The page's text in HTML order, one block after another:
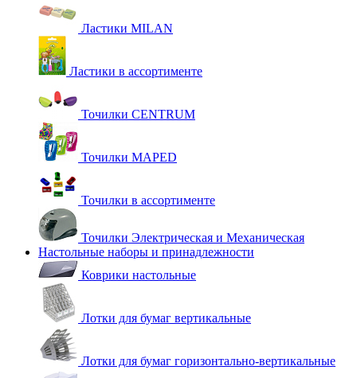
Ластики MILAN
Ластики в ассортименте
Точилки CENTRUM
Точилки MAPED
Точилки в ассортименте
Точилки Электрическая и Механическая
Настольные наборы и принадлежности
Коврики настольные
Лотки для бумаг вертикальные
Лотки для бумаг горизонтально-вертикальные